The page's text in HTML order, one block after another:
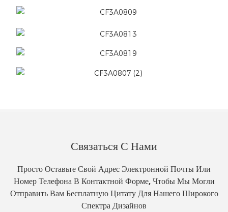
Связаться С Нами
Просто Оставьте Свой Адрес Электронной Почты Или
Номер Телефона В Контактной Форме, Чтобы Мы Могли
Отправить Вам Бесплатную Цитату Для Нашего Широкого
Спектра Дизайнов